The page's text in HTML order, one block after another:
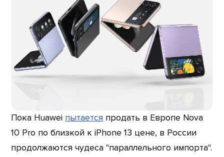
Пока Huawei пытается продать в Европе Nova
10 Pro по близкой к iPhone 13 цене, в России
продолжаются чудеса "параллельного импорта".